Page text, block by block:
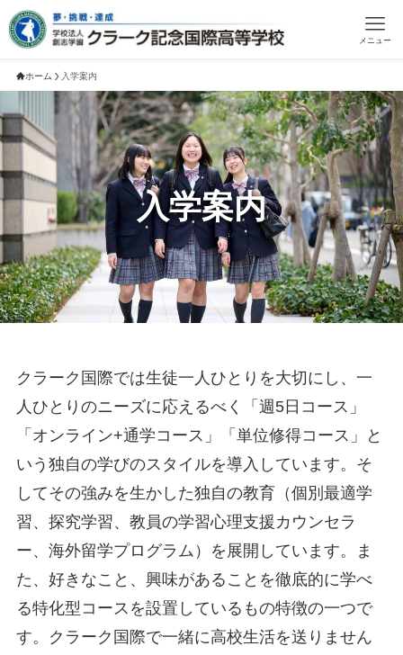
メニュー
ホーム 入学案内
入学案内
クラーク国際では生徒一人ひとりを大切にし、一
人ひとりのニーズに応えるべく「週5日コース」
「オンライン+通学コース」「単位修得コース」と
いう独自の学びのスタイルを導入しています。そ
してその強みを生かした独自の教育（個別最適学
習、探究学習、教員の学習心理支援カウンセラ
ー、海外留学プログラム）を展開しています。ま
た、好きなこと、興味があることを徹底的に学べ
る特化型コースを設置しているもの特徴の一つで
す。クラーク国際で一緒に高校生活を送りません